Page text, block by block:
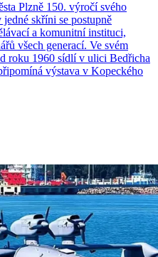
Plzně 150. výročí svého
skříni se postupně
a komunitní instituci,
všech generací. Ve svém
roku 1960 sídlí v ulici Bedřicha
výstava v Kopeckého